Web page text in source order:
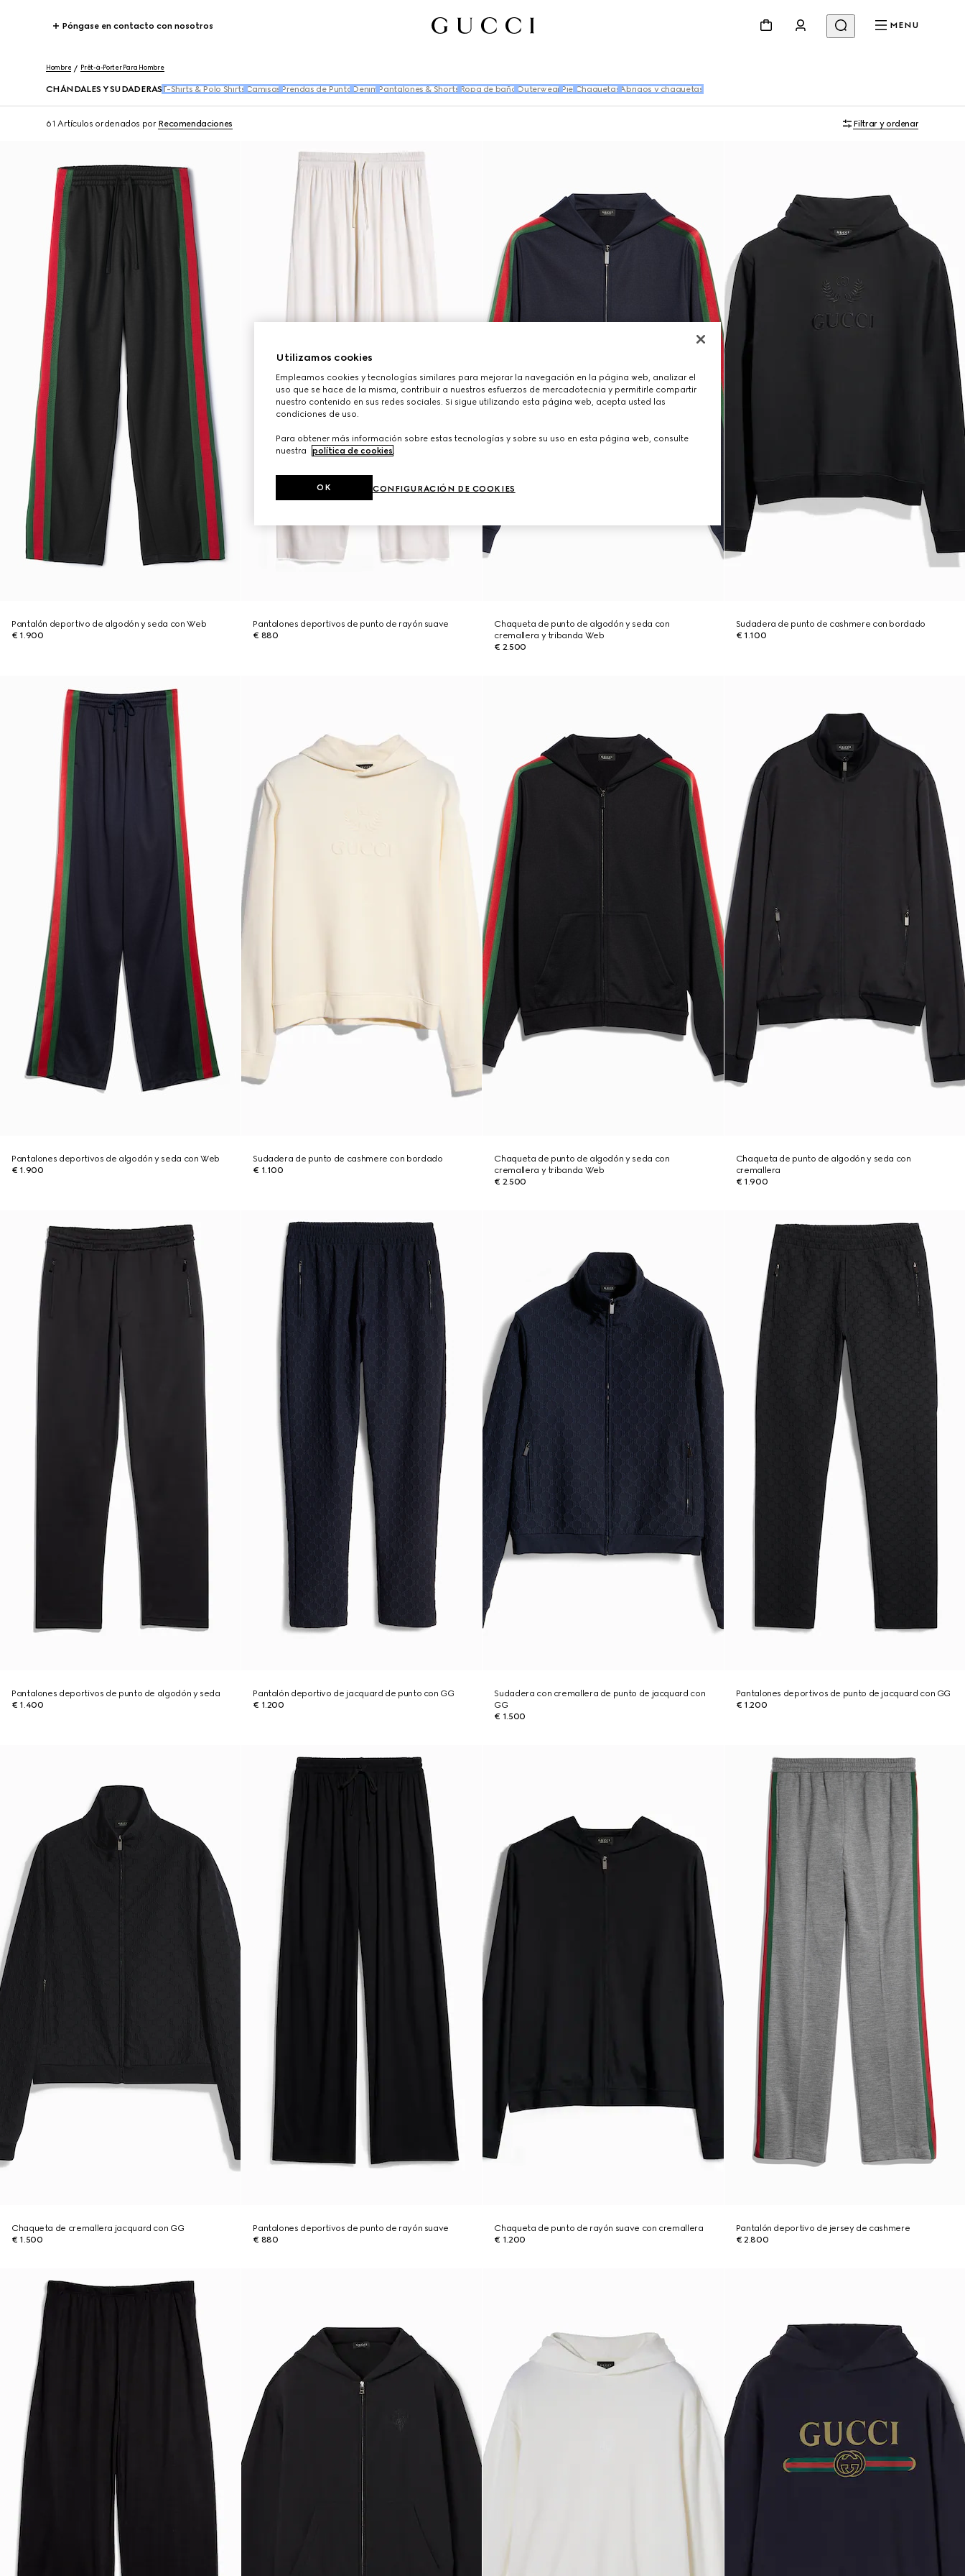
Póngase en contacto con nosotros MENU
Hombre Prêt-à-Porter Para Hombre
CHÁNDALES Y SUDADERAS T-Shirts & Polo Shirts Camisas Prendas de Punto Denim Pantalones & Shorts Ropa de baño Outerwear Piel Chaquetas Abrigos y chaquetas
61 Artículos ordenados por Recomendaciones Filtrar y ordenar
Pantalón deportivo de algodón y seda con Web
€ 1.900
Pantalones deportivos de punto de rayón suave
€ 880
Chaqueta de punto de algodón y seda con
cremallera y tribanda Web
€ 2.500
Sudadera de punto de cashmere con bordado
€ 1.100
Pantalones deportivos de algodón y seda con Web
€ 1.900
Sudadera de punto de cashmere con bordado
€ 1.100
Chaqueta de punto de algodón y seda con
cremallera y tribanda Web
€ 2.500
Chaqueta de punto de algodón y seda con
cremallera
€ 1.900
Pantalones deportivos de punto de algodón y seda
€ 1.400
Pantalón deportivo de jacquard de punto con GG
€ 1.200
Sudadera con cremallera de punto de jacquard con
GG
€ 1.500
Pantalones deportivos de punto de jacquard con GG
€ 1.200
Chaqueta de cremallera jacquard con GG
€ 1.500
Pantalones deportivos de punto de rayón suave
€ 880
Chaqueta de punto de rayón suave con cremallera
€ 1.200
Pantalón deportivo de jersey de cashmere
€ 2.800
Utilizamos cookies
Empleamos cookies y tecnologías similares para mejorar la navegación en la página web, analizar el
uso que se hace de la misma, contribuir a nuestros esfuerzos de mercadotecnia y permitirle compartir
nuestro contenido en sus redes sociales. Si sigue utilizando esta página web, acepta usted las
condiciones de uso.
Para obtener más información sobre estas tecnologías y sobre su uso en esta página web, consulte
nuestra
política de cookies.
CONFIGURACIÓN DE COOKIES
OK